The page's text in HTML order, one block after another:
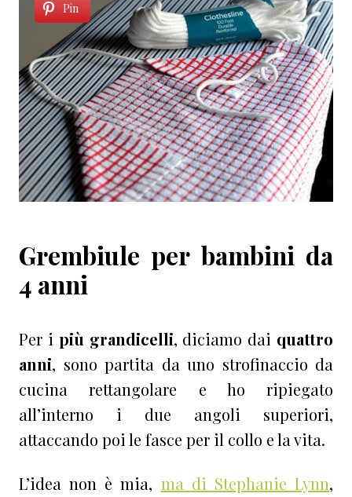
Pin
Grembiule per bambini da
4 anni
Per i più grandicelli, diciamo dai quattro
anni, sono partita da uno strofinaccio da
cucina rettangolare e ho ripiegato
all’interno i due angoli superiori,
attaccando poi le fasce per il collo e la vita.
L’idea non è mia, ma di Stephanie Lynn,